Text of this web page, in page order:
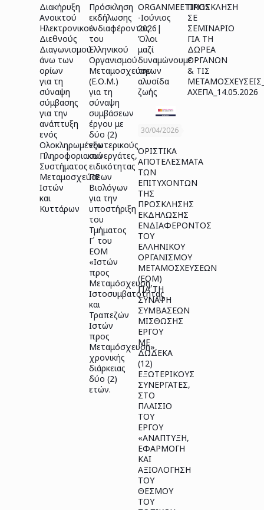
Διακήρυξη
Ανοικτού
Ηλεκτρονικού
Διεθνούς
Διαγωνισμού
άνω των
ορίων
για τη
σύναψη
σύμβασης
για την
ανάπτυξη
ενός
Ολοκληρωμένου
Πληροφοριακού
Συστήματος
Μεταμοσχεύσεων
Ιστών
και
Κυττάρων
Πρόσκληση
εκδήλωσης
ενδιαφέροντος
του
Ελληνικού
Οργανισμού
Μεταμοσχεύσεων
(Ε.Ο.Μ.)
για τη
σύναψη
συμβάσεων
έργου με
δύο (2)
εξωτερικούς
συνεργάτες,
ειδικότητας
ΠΕ
Βιολόγων
για την
υποστήριξη
του
Τμήματος
Γ΄ του
ΕΟΜ
«Ιστών
προς
Μεταμόσχευση,
Ιστοσυμβατότητας
και
Τραπεζών
Ιστών
προς
Μεταμόσχευση»,
χρονικής
διάρκειας
δύο (2)
ετών.
ORGANMEETINGS
-Ιούνιος
2026|
Όλοι
μαζί
δυναμώνουμε
την
αλυσίδα
ζωής
ΠΡΟΣΚΛΗΣΗ
ΣΕ
ΣΕΜΙΝΑΡΙΟ
ΓΙΑ ΤΗ
ΔΩΡΕΑ
ΟΡΓΑΝΩΝ
& ΤΙΣ
ΑΧΕΠΑ_14.05.2026
30/04/2026
ΟΡΙΣΤΙΚΑ
ΑΠΟΤΕΛΕΣΜΑΤΑ
ΤΩΝ
ΕΠΙΤΥΧΟΝΤΩΝ
ΤΗΣ
ΠΡΟΣΚΛΗΣΗΣ
ΕΚΔΗΛΩΣΗΣ
ΕΝΔΙΑΦΕΡΟΝΤΟΣ
ΤΟΥ
ΕΛΛΗΝΙΚΟΥ
ΟΡΓΑΝΙΣΜΟΥ
ΜΕΤΑΜΟΣΧΕΥΣΕΩΝ
(ΕΟΜ)
ΓΙΑ ΤΗ
ΣΥΝΑΨΗ
ΣΥΜΒΑΣΕΩΝ
ΜΙΣΘΩΣΗΣ
ΕΡΓΟΥ
ΜΕ
ΔΩΔΕΚΑ
(12)
ΕΞΩΤΕΡΙΚΟΥΣ
ΣΥΝΕΡΓΑΤΕΣ,
ΣΤΟ
ΠΛΑΙΣΙΟ
ΤΟΥ
ΕΡΓΟΥ
«ΑΝΑΠΤΥΞΗ,
ΕΦΑΡΜΟΓΗ
ΚΑΙ
ΑΞΙΟΛΟΓΗΣΗ
ΤΟΥ
ΘΕΣΜΟΥ
ΤΟΥ